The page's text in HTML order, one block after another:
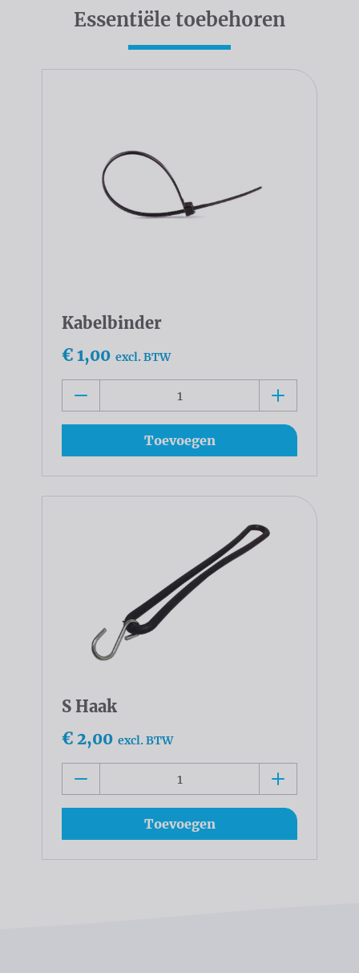
Essentiële toebehoren
Kabelbinder
€ 1,00 excl. BTW
Toevoegen
S Haak
€ 2,00 excl. BTW
Toevoegen